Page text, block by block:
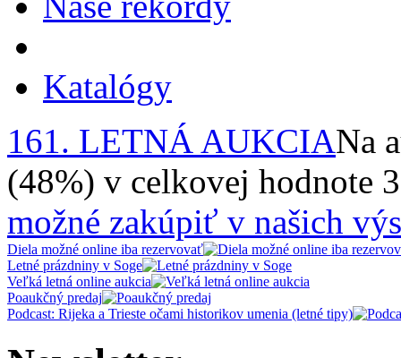
Katalógy
161. LETNÁ AUKCIANa
(48%) v celkovej hodnote
možné zakúpiť v našich
Diela možné online iba rezervovať
Letné prázdniny v Soge
Veľká letná online aukcia
Poaukčný predaj
Podcast: Rijeka a Trieste očami historikov umenia (letné tipy)